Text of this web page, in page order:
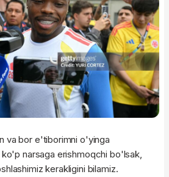
va bor e'tiborimni o'yinga
narsaga erishmoqchi bo'lsak,
kerakligini bilamiz.